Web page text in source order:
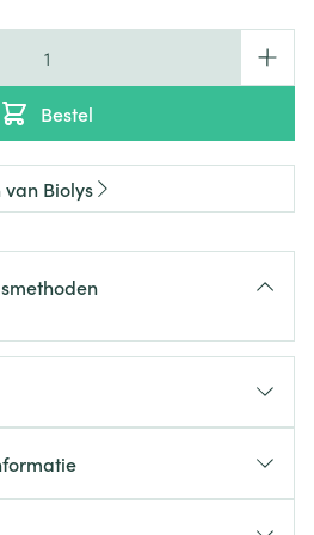
Bestel
Biolys
neerdalen!
is passiebloem
ideaal om